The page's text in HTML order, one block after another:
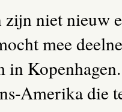
zijn niet nieuw
mee
Amerika die